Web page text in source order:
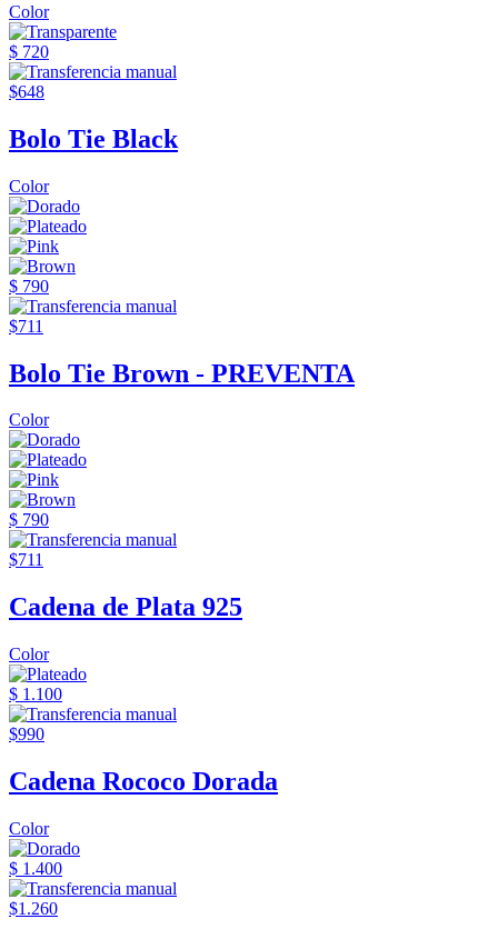
Color
$ 720
$648
Bolo Tie Black
Color
$ 790
$711
Bolo Tie Brown - PREVENTA
Color
$ 790
$711
Cadena de Plata 925
Color
$ 1.100
$990
Cadena Rococo Dorada
Color
$ 1.400
$1.260